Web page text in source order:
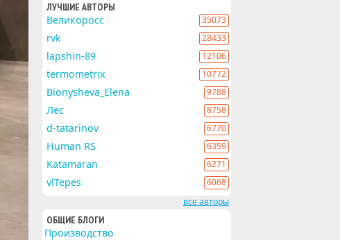
ЛУЧШИЕ АВТОРЫ
Великоросс 35073
rvk 28433
lapshin-89 12106
termometrix 10772
Bionysheva_Elena 9788
Лес 8758
d-tatarinov 6770
Human RS 6359
Katamaran 6271
vlTepes
6068
все авторы
ОБЩИЕ БЛОГИ
Производство